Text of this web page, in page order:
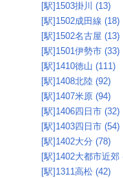
[駅]1503掛川 (13)
[駅]1502成田線 (18)
[駅]1502名古屋 (13)
[駅]1501伊勢市 (33)
[駅]1410徳山 (111)
[駅]1408北陸 (92)
[駅]1407米原 (94)
[駅]1406四日市 (32)
[駅]1403四日市 (54)
[駅]1402大分 (78)
[駅]1402大都市近郊
[駅]1311高松 (42)